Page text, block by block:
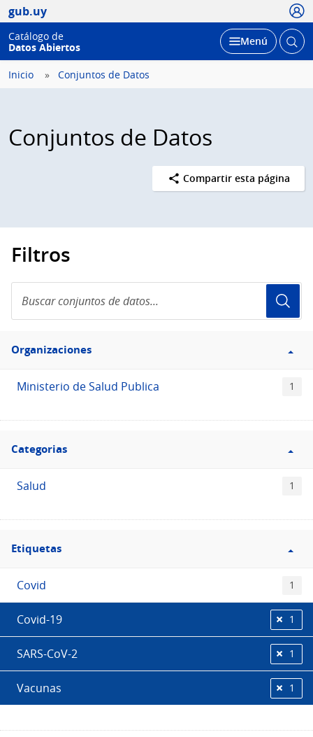
gub.uy
Catálogo de
Datos Abiertos
Desplegar
Menú Abrir
Inicio Conjuntos de Datos
Conjuntos de Datos
Compartir esta página
Filtros
conjuntos
de
Filtro
Organizaciones
Organizaciones
Ministerio de Salud Publica 1
Filtro
Categorias
Categorias
Salud 1
Filtro
Etiquetas
Etiquetas
Covid 1
Covid-19 1
SARS-CoV-2 1
Vacunas 1